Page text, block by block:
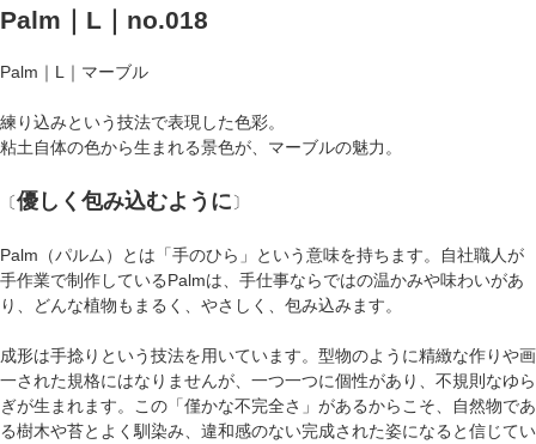
Palm｜L｜no.018
Palm｜L｜マーブル
練り込みという技法で表現した色彩。
粘土自体の色から生まれる景色が、マーブルの魅力。
〔優しく包み込むように〕
Palm（パルム）とは「手のひら」という意味を持ちます。自社職人が
手作業で制作しているPalmは、手仕事ならではの温かみや味わいがあ
り、どんな植物もまるく、やさしく、包み込みます。
成形は手捻りという技法を用いています。型物のように精緻な作りや画
一された規格にはなりませんが、一つ一つに個性があり、不規則なゆら
ぎが生まれます。この「僅かな不完全さ」があるからこそ、自然物であ
る樹木や苔とよく馴染み、違和感のない完成された姿になると信じてい